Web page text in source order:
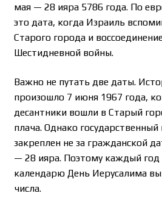
Почему интернет-аптеки
в Израиле: закон, доверие и
Рекомендации
Статьи
мая — 28 ияра 5786 года. По
это дата, когда Израиль
Старого города и
Шестидневной войны.
Важно не путать две даты.
произошло 7 июня 1967 года,
десантники вошли в Старый
плача. Однако
закреплен не за гражданской
— 28 ияра. Поэтому каждый
календарю День Иерусалима
числа.